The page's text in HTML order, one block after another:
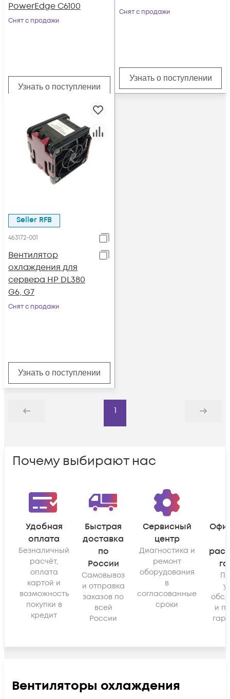
PowerEdge C6100
Снят с продажи
Узнать о поступлении
Снят с продажи
Узнать о поступлении
Seller RFB
463172-001
Вентилятор
охлаждения для
сервера HP DL380
G6, G7
Снят с продажи
Узнать о поступлении
Назад
1
Дальше
Почему выбирают нас
Удобная
оплата
Безналичный
расчёт,
оплата
картой и
возможность
покупки в
кредит
Быстрая
доставка
по
России
Самовывоз
и отправка
заказов по
всей
России
Сервисный
центр
Диагностика и
ремонт
оборудования
в
согласованные
сроки
и
Вентиляторы охлаждения